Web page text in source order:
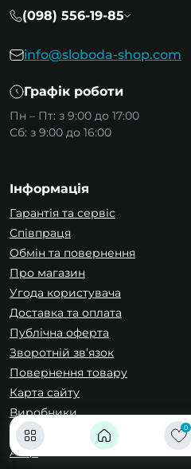
0
(098) 556-19-85
info@sloboda-shop.com
Графік роботи
Пн – Пт: з 9:00 до 17:00
Сб: з 9:00 до 16:00
Інформація
Гарантія та сервіс
Співпраця
Обмін та повернення
Про магазин
Угода користувача
Доставка та оплата
Публічна оферта
Зворотній зв’язок
Повернення товару
Карта сайту
Виробники
Подарункові сертифікати
Акції